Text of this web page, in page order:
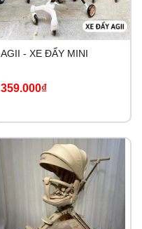
AGII - XE ĐẨY MINI
359.000₫